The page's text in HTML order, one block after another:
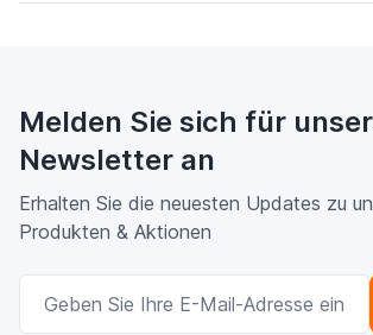
Melden Sie sich für
Newsletter an
Erhalten Sie die neuesten Updates zu
Produkten & Aktionen
E-